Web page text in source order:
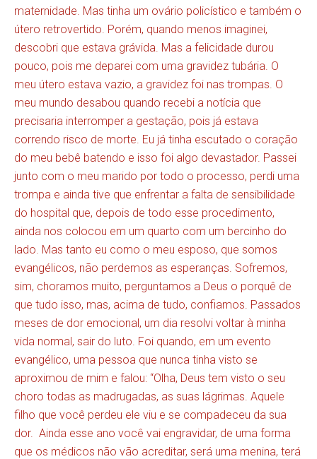
maternidade. Mas tinha um ovário policístico e também o
útero retrovertido. Porém, quando menos imaginei,
descobri que estava grávida. Mas a felicidade durou
pouco, pois me deparei com uma gravidez tubária. O
meu útero estava vazio, a gravidez foi nas trompas. O
meu mundo desabou quando recebi a notícia que
precisaria interromper a gestação, pois já estava
correndo risco de morte. Eu já tinha escutado o coração
do meu bebê batendo e isso foi algo devastador. Passei
junto com o meu marido por todo o processo, perdi uma
trompa e ainda tive que enfrentar a falta de sensibilidade
do hospital que, depois de todo esse procedimento,
ainda nos colocou em um quarto com um bercinho do
lado. Mas tanto eu como o meu esposo, que somos
evangélicos, não perdemos as esperanças. Sofremos,
sim, choramos muito, perguntamos a Deus o porquê de
que tudo isso, mas, acima de tudo, confiamos. Passados
meses de dor emocional, um dia resolvi voltar à minha
vida normal, sair do luto. Foi quando, em um evento
evangélico, uma pessoa que nunca tinha visto se
aproximou de mim e falou: “Olha, Deus tem visto o seu
choro todas as madrugadas, as suas lágrimas. Aquele
filho que você perdeu ele viu e se compadeceu da sua
dor. Ainda esse ano você vai engravidar, de uma forma
que os médicos não vão acreditar, será uma menina, terá